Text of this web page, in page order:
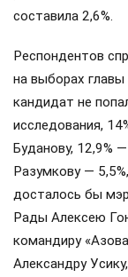
составила 2,6%.
Респондентов
на выборах
кандидат не
исследования,
Буданову, 12,9%
Разумкову —
досталось бы
Рады Алексею
командиру
Александру